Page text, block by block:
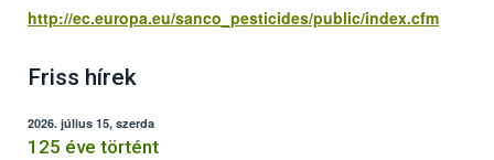
http://ec.europa.eu/sanco_pesticides/public/index.cfm
Friss hírek
2026. július 15, szerda
125 éve történt